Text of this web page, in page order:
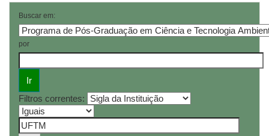
Buscar em:
por
Filtros correntes: